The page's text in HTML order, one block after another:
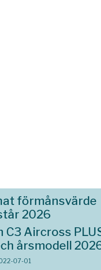
förmånsvärde
2026
C3 Aircross
årsmodell
07-01